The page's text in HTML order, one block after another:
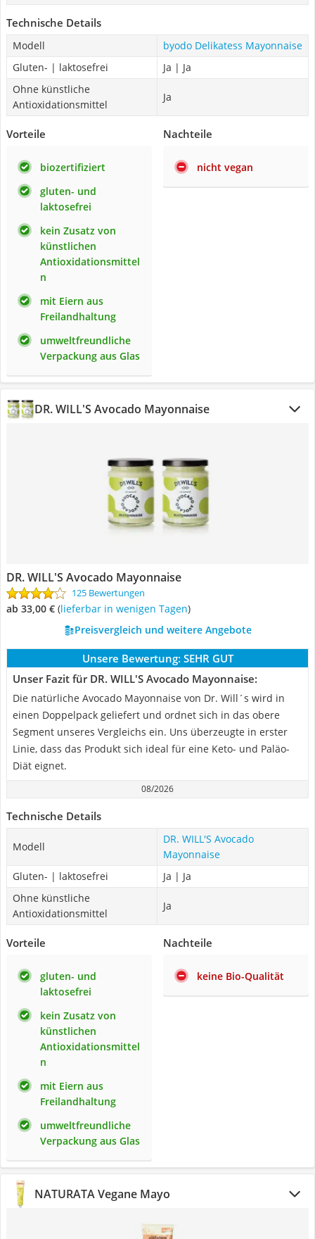
Technische Details
Modell
byodo Delikatess Mayonnaise
Gluten- | laktosefrei
Ja | Ja
Ohne künstliche
Antioxidationsmittel
Ja
Vorteile
biozertifiziert
gluten- und
laktosefrei
kein Zusatz von
künstlichen
Antioxidationsmittel
n
mit Eiern aus
Freilandhaltung
umweltfreundliche
Verpackung aus Glas
Nachteile
nicht vegan
DR. WILL'S Avocado Mayonnaise
DR. WILL'S Avocado Mayonnaise
125 Bewertungen
ab 33,00 € ( Lieferbar in wenigen Tagen)
Preisvergleich und weitere Angebote
Unsere Bewertung: SEHR GUT
Unser Fazit für DR. WILL'S Avocado Mayonnaise:
Die natürliche Avocado Mayonnaise von Dr. Will´s wird in
einen Doppelpack geliefert und ordnet sich in das obere
Segment unseres Vergleichs ein. Uns überzeugte in erster
Linie, dass das Produkt sich ideal für eine Keto- und Paläo-
Diät eignet.
08/2026
Technische Details
Modell
DR. WILL'S Avocado
Mayonnaise
Gluten- | laktosefrei
Ja | Ja
Ohne künstliche
Antioxidationsmittel
Ja
Vorteile
gluten- und
laktosefrei
kein Zusatz von
künstlichen
Antioxidationsmittel
n
mit Eiern aus
Freilandhaltung
umweltfreundliche
Verpackung aus Glas
Nachteile
keine Bio-Qualität
NATURATA Vegane Mayo